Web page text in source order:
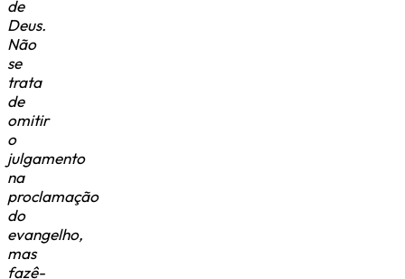
de
Deus.
Não
se
trata
de
omitir
o
julgamento
na
proclamação
do
evangelho,
mas
fazê-